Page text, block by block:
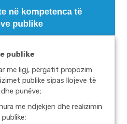
në kompetenca të
publike
publike
me ligj, përgatit propozim
publike sipas llojeve të
punëve;
me ndjekjen dhe realizimin